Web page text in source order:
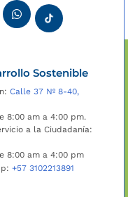
Sostenible
Calle 37 Nº 8-40,
8:00 am a 4:00 pm.
a la Ciudadanía:
8:00 am a 4:00 pm
+57 3102213891